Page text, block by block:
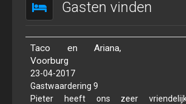
Galerie
Aboriginal Art Schilderijen.
Balinese Fijnpenseel Schilderijen.
Indonesische Ambachtelijke Kunst.
Gasten vinden
Taco en Ariana,
Voorburg
23-04-2017
Gastwaardering 9
Pieter heeft ons zeer vriendelijk